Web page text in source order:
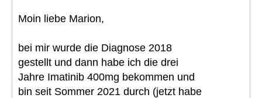
Moin liebe Marion,
bei mir wurde die Diagnose 2018
gestellt und dann habe ich die drei
Jahre Imatinib 400mg bekommen und
bin seit Sommer 2021 durch (jetzt habe